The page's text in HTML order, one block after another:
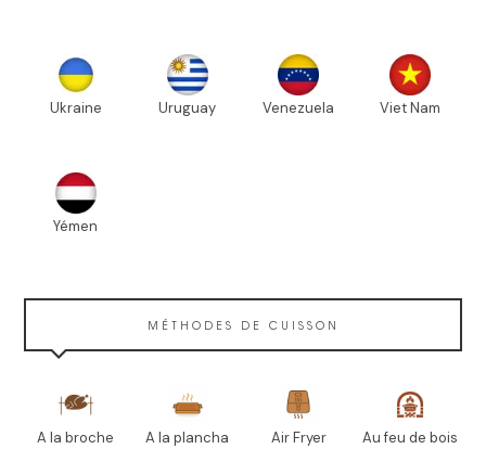
Ukraine Uruguay Venezuela Viet Nam
Yémen
MÉTHODES DE CUISSON
A la broche A la plancha Air Fryer Au feu de bois